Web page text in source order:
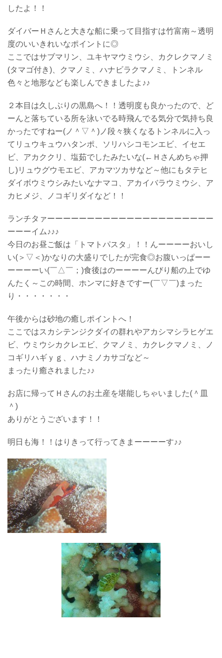
したよ！！
ダイバーＨさんと大きな船に乗って目指すは竹富南～透明
度のいいきれいなポイントに◎
ここではサブマリン、ユキヤマウミウシ、カクレクマノミ
(タマゴ付き)、クマノミ、ハナビラクマノミ、トンネル
色々と地形なども楽しんできましたよ♪♪
２本目は久しぶりの黒島へ！！透明度も良かったので、ど
ーんと落ちている所を泳いでる時飛んでる気分で気持ち良
かったですねー(ノ＾▽＾)ノ段々狭くなるトンネルに入っ
てリュウキュウハタンポ、ソリハシコモンエビ、イセエ
ビ、アカククリ、塩茹でしたみたいな(←Ｈさんめちゃ押
し)リュウグウモエビ、アカマツカサなど～他にもタテヒ
ダイボウミウシみたいなナマコ、アカイバラウミウシ、ア
カヒメジ、ノコギリダイなど！！
ランチタァーーーーーーーーーーーーーーーーーーーーー
ーーーイム♪♪♪
今日のお昼ご飯は「トマトパスタ」！！んーーーーおいし
い(＞▽＜)かなりの大盛りでしたが完食◎お腹いっぱーー
ーーーーい(￣△￣；)食後はのーーーーんびり船の上でゆ
んたく～この時間、ホンマに好きですー(￣▽￣)まった
り・・・・・・・
午後からは砂地の癒しポイントへ！
ここではスカシテンジクダイの群れやアカシマシラヒゲエ
ビ、ウミウシカクレエビ、クマノミ、カクレクマノミ、ノ
コギリハギｙｇ、ハナミノカサゴなど～
まったり癒されました♪♪
お店に帰ってＨさんのお土産を堪能しちゃいました(＾皿
＾)
ありがとうございます！！
明日も海！！はりきって行ってきまーーーーす♪♪